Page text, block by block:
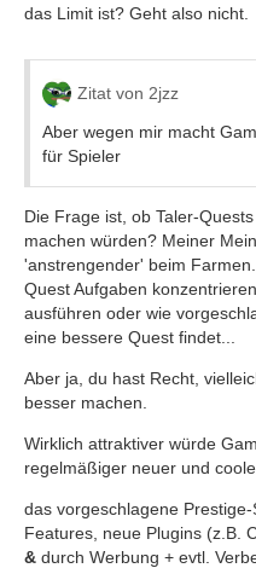
das Limit ist? Geht also nicht.
Zitat von 2jzz
Aber wegen mir macht
für Spieler
Die Frage ist, ob Taler-
machen würden? Meiner
'anstrengender' beim
Quest Aufgaben
ausführen oder wie
eine bessere Quest findet...
Aber ja, du hast Recht,
besser machen.
Wirklich attraktiver würde
regelmäßiger neuer und
das vorgeschlagene
Features, neue Plugins (z.B.
& durch Werbung + evtl.